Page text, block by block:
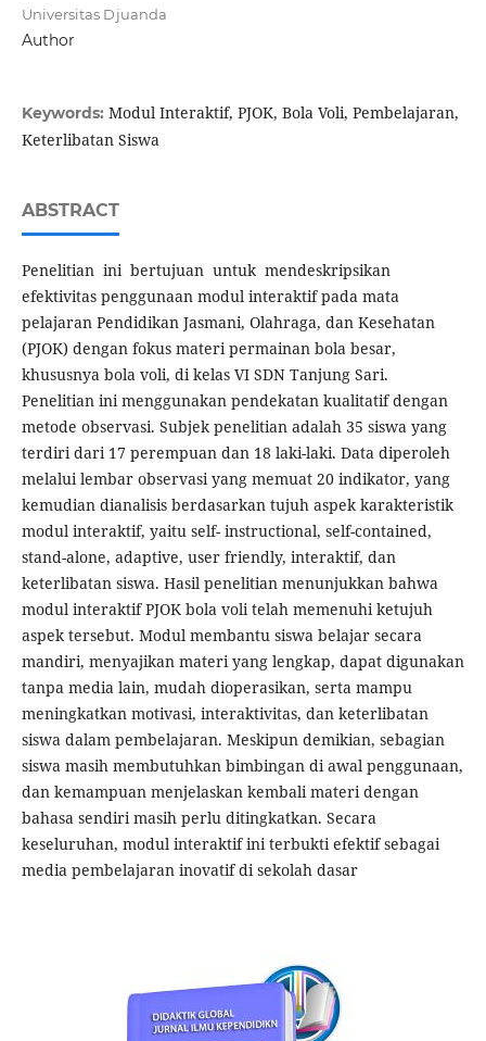
Universitas Djuanda
Author
Keywords: Modul Interaktif, PJOK, Bola Voli, Pembelajaran,
Keterlibatan Siswa
ABSTRACT
Penelitian ini bertujuan untuk mendeskripsikan
efektivitas penggunaan modul interaktif pada mata
pelajaran Pendidikan Jasmani, Olahraga, dan Kesehatan
(PJOK) dengan fokus materi permainan bola besar,
khususnya bola voli, di kelas VI SDN Tanjung Sari.
Penelitian ini menggunakan pendekatan kualitatif dengan
metode observasi. Subjek penelitian adalah 35 siswa yang
terdiri dari 17 perempuan dan 18 laki-laki. Data diperoleh
melalui lembar observasi yang memuat 20 indikator, yang
kemudian dianalisis berdasarkan tujuh aspek karakteristik
modul interaktif, yaitu self- instructional, self-contained,
stand-alone, adaptive, user friendly, interaktif, dan
keterlibatan siswa. Hasil penelitian menunjukkan bahwa
modul interaktif PJOK bola voli telah memenuhi ketujuh
aspek tersebut. Modul membantu siswa belajar secara
mandiri, menyajikan materi yang lengkap, dapat digunakan
tanpa media lain, mudah dioperasikan, serta mampu
meningkatkan motivasi, interaktivitas, dan keterlibatan
siswa dalam pembelajaran. Meskipun demikian, sebagian
siswa masih membutuhkan bimbingan di awal penggunaan,
dan kemampuan menjelaskan kembali materi dengan
bahasa sendiri masih perlu ditingkatkan. Secara
keseluruhan, modul interaktif ini terbukti efektif sebagai
media pembelajaran inovatif di sekolah dasar